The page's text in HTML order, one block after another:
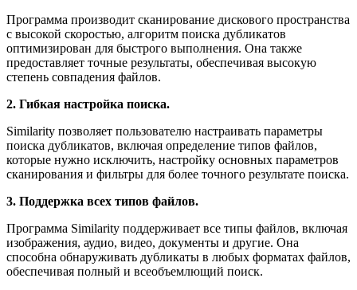
Программа производит сканирование дискового пространства
с высокой скоростью, алгоритм поиска дубликатов
оптимизирован для быстрого выполнения. Она также
предоставляет точные результаты, обеспечивая высокую
степень совпадения файлов.
2. Гибкая настройка поиска.
Similarity позволяет пользователю настраивать параметры
поиска дубликатов, включая определение типов файлов,
которые нужно исключить, настройку основных параметров
сканирования и фильтры для более точного результате поиска.
3. Поддержка всех типов файлов.
Программа Similarity поддерживает все типы файлов, включая
изображения, аудио, видео, документы и другие. Она
способна обнаруживать дубликаты в любых форматах файлов,
обеспечивая полный и всеобъемлющий поиск.